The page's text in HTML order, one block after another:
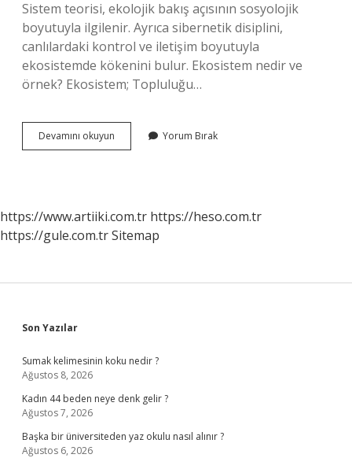
Sistem teorisi, ekolojik bakış açısının sosyolojik
boyutuyla ilgilenir. Ayrıca sibernetik disiplini,
canlılardaki kontrol ve iletişim boyutuyla
ekosistemde kökenini bulur. Ekosistem nedir ve
örnek? Ekosistem; Topluluğu…
Devamını okuyun
Bir
Yorum Bırak
https://www.artiiki.com.tr https://heso.com.tr
https://gule.com.trSitemap
Sidebar
Son Yazılar
Sumak kelimesinin koku nedir ?
Ağustos 8, 2026
Kadın 44 beden neye denk gelir ?
Ağustos 7, 2026
Başka bir üniversiteden yaz okulu nasıl alınır ?
Ağustos 6, 2026